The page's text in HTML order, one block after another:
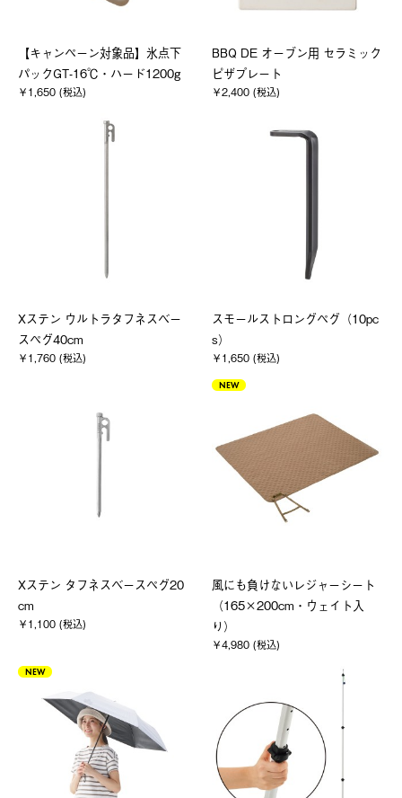
【キャンペーン対象品】氷点下
パックGT-16℃・ハード1200g
￥1,650 (税込)
BBQ DE オーブン用 セラミック
ピザプレート
￥2,400 (税込)
Xステン ウルトラタフネスベー
スペグ40cm
￥1,760 (税込)
スモールストロングペグ（10pc
s）
￥1,650 (税込)
Xステン タフネスベースペグ20
cm
￥1,100 (税込)
NEW
風にも負けないレジャーシート
（165×200cm・ウェイト入
り）
￥4,980 (税込)
NEW